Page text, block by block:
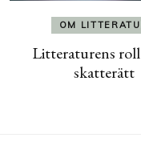
OM
Litteraturens
skatterätt